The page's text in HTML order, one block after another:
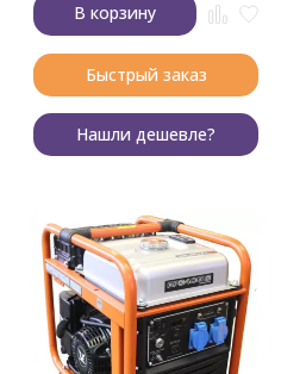
В корзину
Быстрый заказ
Нашли дешевле?